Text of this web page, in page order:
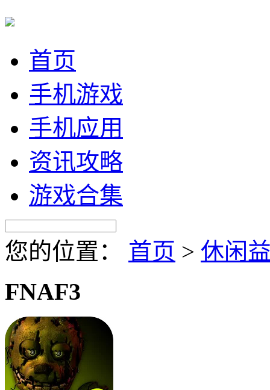
首页
手机游戏
手机应用
资讯攻略
游戏合集
您的位置： 首页 > 休闲
FNAF3